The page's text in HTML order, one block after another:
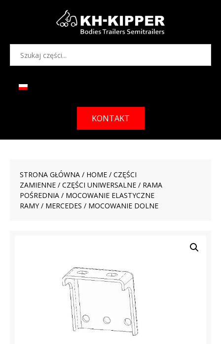
KONTAKT
STRONA GŁÓWNA / HOME / CZĘŚCI
ZAMIENNE / CZĘŚCI UNIWERSALNE / RAMA
POŚREDNIA / MOCOWANIE ELASTYCZNE
RAMY/ MERCEDES / MOCOWANIE DOLNE